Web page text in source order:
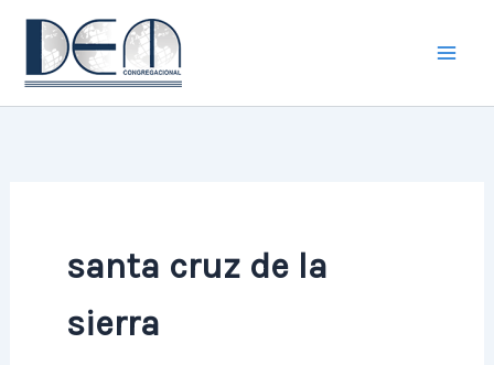
conteúdo
santa cruz de la
sierra